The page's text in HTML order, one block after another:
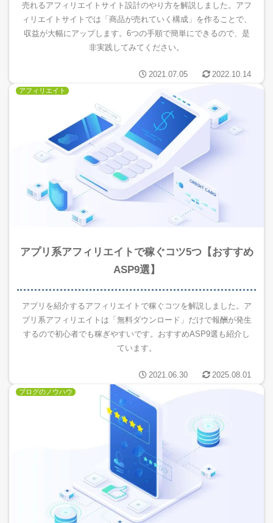
売れるアフィリエイトサイト設計のやり方を解説しました。アフ
ィリエイトサイトでは「商品が売れていく構成」を作ることで、
収益が大幅にアップします。6つの手順で簡単にできるので、是
非実践してみてください。
2021.07.05 2022.10.14
アフィリエイト
アプリ系アフィリエイトで稼ぐコツ5つ【おすすめ
ASP9選】
アプリを紹介するアフィリエイトで稼ぐコツを解説しました。ア
プリ系アフィリエイトは「無料ダウンロード」だけで報酬が発生
するので初心者でも稼ぎやすいです。おすすめASP9選も紹介し
ています。
2021.06.30 2025.08.01
ブログのノウハウ